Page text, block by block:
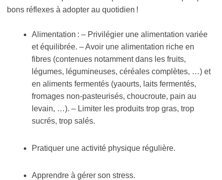
bons réflexes à adopter au quotidien !
Alimentation : – Privilégier une alimentation variée
et équilibrée. – Avoir une alimentation riche en
fibres (contenues notamment dans les fruits,
légumes, légumineuses, céréales complètes, …) et
en aliments fermentés (yaourts, laits fermentés,
fromages non-pasteurisés, choucroute, pain au
levain, …). – Limiter les produits trop gras, trop
sucrés, trop salés.
Pratiquer une activité physique régulière.
Apprendre à gérer son stress.